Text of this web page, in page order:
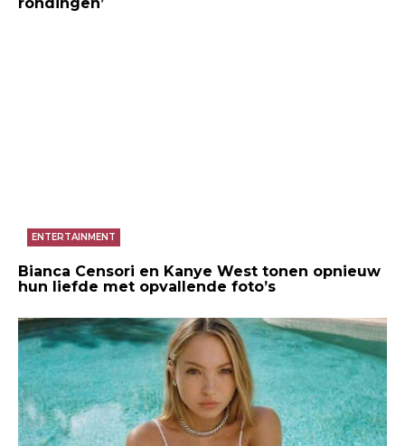
ENTERTAINMENT
Bianca Censori en Kanye West tonen opnieuw
hun liefde met opvallende foto’s